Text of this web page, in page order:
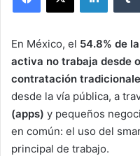
En México, el 54.8% de
activa no trabaja desde
contratación
desde la vía pública, a
(apps) y pequeños
en común: el uso del
principal de trabajo.